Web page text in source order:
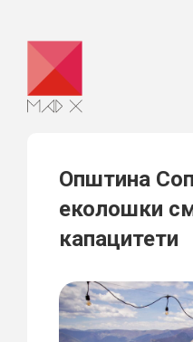
content
Општина
еколошки
капацитети